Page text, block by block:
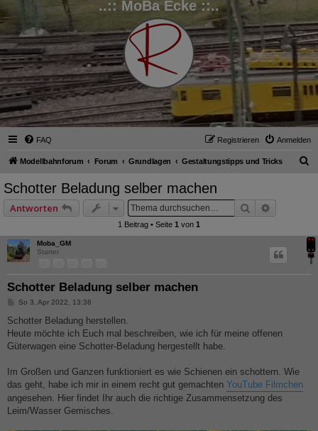
..:: MoBa Ecke ::..
FAQ Anmelden
Registrieren
Modellbahnforum Forum Grundlagen Gestaltungstipps und Tricks
Schotter Beladung selber machen
Antworten Suche
1 Beitrag • Seite 1 von 1
Moba_GM
Starter
Schotter Beladung selber machen
B
i
r
a
So 3. Apr 2022, 13:36
Schotter Beladung herstellen.
Heute möchte ich Euch mal beschreiben, wie ich für meine offenen
Güterwagen eine Schotter-Beladung hergestellt habe.
Im Großen und Ganzen funktioniert es wie Schienen ein schottern. Wie
das geht, habe ich mir in einem recht gut gemachten YouTube Filmchen
angesehen. Hier findet Ihr auch die richtige Zusammensetzung des
Leim/Wasser Gemisches.